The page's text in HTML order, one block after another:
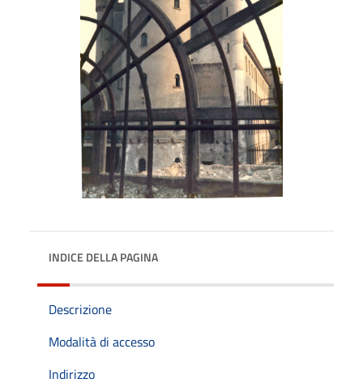
INDICE DELLA PAGINA
Descrizione
Modalità di accesso
Indirizzo